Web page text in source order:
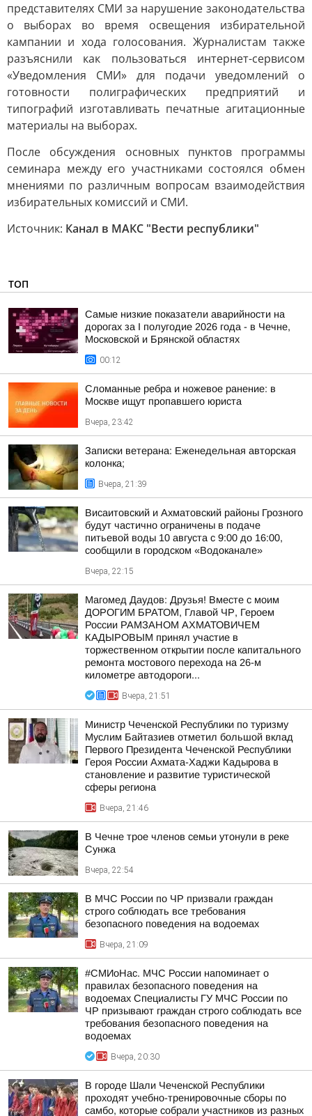
представителях СМИ за нарушение законодательства
о выборах во время освещения избирательной
кампании и хода голосования. Журналистам также
разъяснили как пользоваться интернет-сервисом
«Уведомления СМИ» для подачи уведомлений о
готовности полиграфических предприятий и
типографий изготавливать печатные агитационные
материалы на выборах.
После обсуждения основных пунктов программы
семинара между его участниками состоялся обмен
мнениями по различным вопросам взаимодействия
избирательных комиссий и СМИ.
Источник: Канал в МАКС "Вести республики"
ТОП
Самые низкие показатели аварийности на
дорогах за I полугодие 2026 года - в Чечне,
Московской и Брянской областях
00:12
Сломанные ребра и ножевое ранение: в
Москве ищут пропавшего юриста
Вчера, 23:42
Записки ветерана: Еженедельная авторская
колонка;
Вчера, 21:39
Висаитовский и Ахматовский районы Грозного
будут частично ограничены в подаче
питьевой воды 10 августа с 9:00 до 16:00,
сообщили в городском «Водоканале»
Вчера, 22:15
Магомед Даудов: Друзья! Вместе с моим
ДОРОГИМ БРАТОМ, Главой ЧР, Героем
России РАМЗАНОМ АХМАТОВИЧЕМ
КАДЫРОВЫМ принял участие в
торжественном открытии после капитального
ремонта мостового перехода на 26-м
километре автодороги...
Вчера, 21:51
Министр Чеченской Республики по туризму
Муслим Байтазиев отметил большой вклад
Первого Президента Чеченской Республики
Героя России Ахмата-Хаджи Кадырова в
становление и развитие туристической
сферы региона
Вчера, 21:46
В Чечне трое членов семьи утонули в реке
Сунжа
Вчера, 22:54
В МЧС России по ЧР призвали граждан
строго соблюдать все требования
безопасного поведения на водоемах
Вчера, 21:09
#СМИоНас. МЧС России напоминает о
правилах безопасного поведения на
водоемах Специалисты ГУ МЧС России по
ЧР призывают граждан строго соблюдать все
требования безопасного поведения на
водоемах
Вчера, 20:30
В городе Шали Чеченской Республики
проходят учебно-тренировочные сборы по
самбо, которые собрали участников из разных